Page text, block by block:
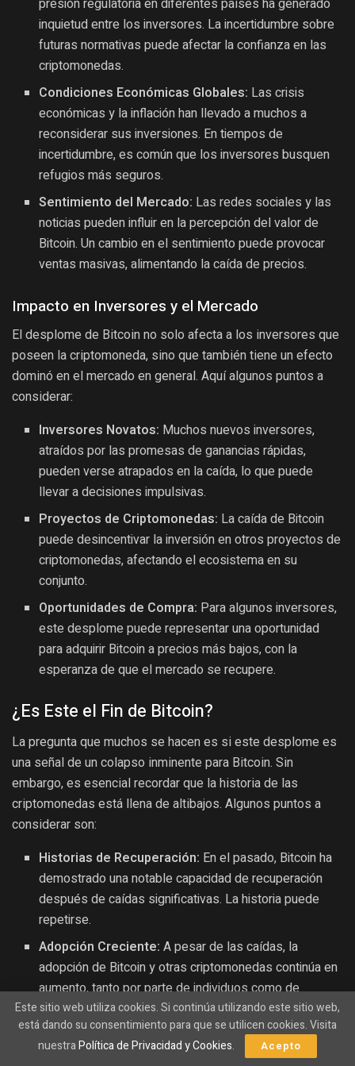
presión regulatoria en diferentes países ha generado
inquietud entre los inversores. La incertidumbre sobre
futuras normativas puede afectar la confianza en las
criptomonedas.
Condiciones Económicas Globales: Las crisis
económicas y la inflación han llevado a muchos a
reconsiderar sus inversiones. En tiempos de
incertidumbre, es común que los inversores busquen
refugios más seguros.
Sentimiento del Mercado: Las redes sociales y las
noticias pueden influir en la percepción del valor de
Bitcoin. Un cambio en el sentimiento puede provocar
ventas masivas, alimentando la caída de precios.
Impacto en Inversores y el Mercado
El desplome de Bitcoin no solo afecta a los inversores que
poseen la criptomoneda, sino que también tiene un efecto
dominó en el mercado en general. Aquí algunos puntos a
considerar:
Inversores Novatos: Muchos nuevos inversores,
atraídos por las promesas de ganancias rápidas,
pueden verse atrapados en la caída, lo que puede
llevar a decisiones impulsivas.
Proyectos de Criptomonedas: La caída de Bitcoin
puede desincentivar la inversión en otros proyectos de
criptomonedas, afectando el ecosistema en su
conjunto.
Oportunidades de Compra: Para algunos inversores,
este desplome puede representar una oportunidad
para adquirir Bitcoin a precios más bajos, con la
esperanza de que el mercado se recupere.
¿Es Este el Fin de Bitcoin?
La pregunta que muchos se hacen es si este desplome es
una señal de un colapso inminente para Bitcoin. Sin
embargo, es esencial recordar que la historia de las
criptomonedas está llena de altibajos. Algunos puntos a
considerar son:
Historias de Recuperación: En el pasado, Bitcoin ha
demostrado una notable capacidad de recuperación
después de caídas significativas. La historia puede
repetirse.
Adopción Creciente: A pesar de las caídas, la
adopción de Bitcoin y otras criptomonedas continúa en
aumento, tanto por parte de individuos como de
instituciones.
Innovaciones Tecnológicas:
El desarrollo constante
de nuevas tecnologías y aplicaciones en el
Este sitio web utiliza cookies. Si continúa utilizando este sitio web,
está dando su consentimiento para que se utilicen cookies. Visita
nuestraPolítica de Privacidad y Cookies. Acepto